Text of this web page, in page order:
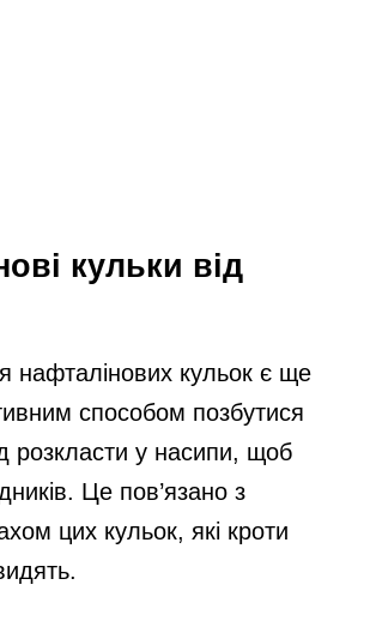
кульки від
нафталінових кульок є ще
способом позбутися
розкласти у насипи, щоб
Це пов’язано з
цих кульок, які кроти